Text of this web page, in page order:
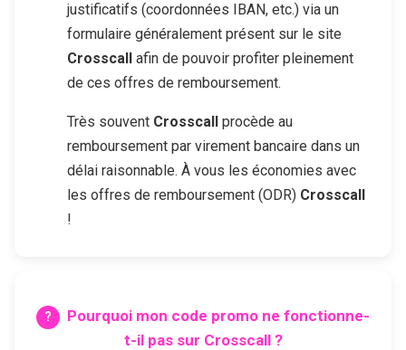
justificatifs (coordonnées IBAN, etc.) via un
formulaire généralement présent sur le site
Crosscall afin de pouvoir profiter pleinement
de ces offres de remboursement.
Très souvent Crosscall procède au
remboursement par virement bancaire dans un
délai raisonnable. À vous les économies avec
les offres de remboursement (ODR) Crosscall
!
Pourquoi mon code promo ne fonctionne-
t-il pas sur Crosscall?